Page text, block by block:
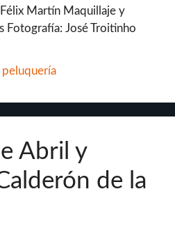
Martín Maquillaje y
Fotografía: José Troitinho
peluquería
Abril y
de la